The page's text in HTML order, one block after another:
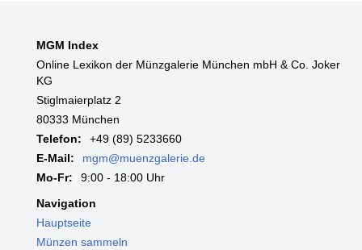
MGM Index
Online Lexikon der Münzgalerie München mbH & Co. Joker
KG
Stiglmaierplatz 2
80333 München
Telefon:
+49 (89) 5233660
E-Mail:
mgm@muenzgalerie.de
Mo-Fr:
9:00 - 18:00 Uhr
Navigation
Hauptseite
Münzen sammeln